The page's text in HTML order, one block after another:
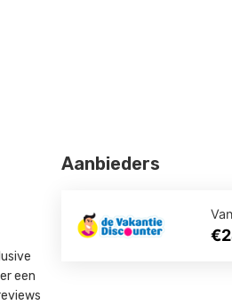
een
Aanbieders